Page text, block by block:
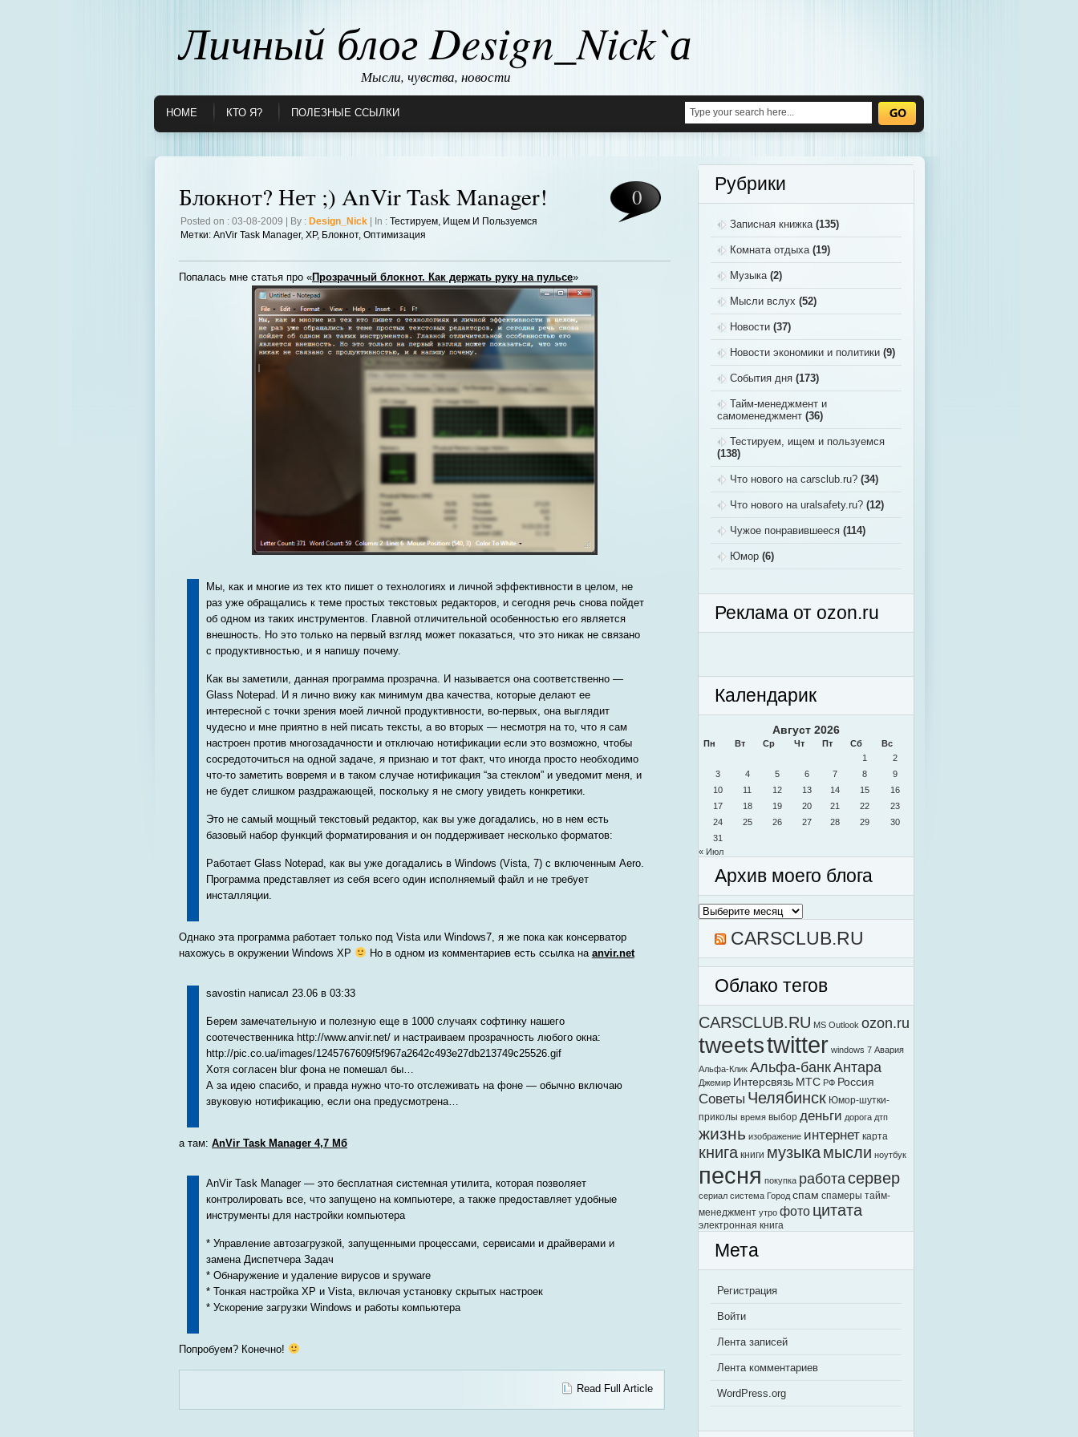
Личный блог Design_Nick`а
Мысли, чувства, новости
HOME КТО Я? ПОЛЕЗНЫЕ ССЫЛКИ
Блокнот? Нет ;) AnVir Task Manager!
Posted on : 03-08-2009 | By : Design_Nick | In : Тестируем, Ищем И Пользуемся
Метки: AnVir Task Manager, XP, Блокнот, Оптимизация
0
Попалась мне статья про «Прозрачный блокнот. Как держать руку на пульсе»
Мы, как и многие из тех кто пишет о технологиях и личной эффективности в целом, не
раз уже обращались к теме простых текстовых редакторов, и сегодня речь снова пойдет
об одном из таких инструментов. Главной отличительной особенностью его является
внешность. Но это только на первый взгляд может показаться, что это никак не связано
с продуктивностью, и я напишу почему.
Как вы заметили, данная программа прозрачна. И называется она соответственно —
Glass Notepad. И я лично вижу как минимум два качества, которые делают ее
интересной с точки зрения моей личной продуктивности, во-первых, она выглядит
чудесно и мне приятно в ней писать тексты, а во вторых — несмотря на то, что я сам
настроен против многозадачности и отключаю нотификации если это возможно, чтобы
сосредоточиться на одной задаче, я признаю и тот факт, что иногда просто необходимо
что-то заметить вовремя и в таком случае нотификация “за стеклом” и уведомит меня, и
не будет слишком раздражающей, поскольку я не смогу увидеть конкретики.
Это не самый мощный текстовый редактор, как вы уже догадались, но в нем есть
базовый набор функций форматирования и он поддерживает несколько форматов:
Работает Glass Notepad, как вы уже догадались в Windows (Vista, 7) с включенным Aero.
Программа представляет из себя всего один исполняемый файл и не требует
инсталляции.
Однако эта программа работает только под Vista или Windows7, я же пока как консерватор
нахожусь в окружении Windows XP
Но в одном из комментариев есть ссылка на anvir.net
savostin написал 23.06 в 03:33
Берем замечательную и полезную еще в 1000 случаях софтинку нашего
соотечественника http://www.anvir.net/ и настраиваем прозрачность любого окна:
http://pic.co.ua/images/1245767609f5f967a2642c493e27db213749c25526.gif
Хотя согласен blur фона не помешал бы…
А за идею спасибо, и правда нужно что-то отслеживать на фоне — обычно включаю
звуковую нотификацию, если она предусмотрена…
а там: AnVir Task Manager 4,7 Мб
AnVir Task Manager — это бесплатная системная утилита, которая позволяет
контролировать все, что запущено на компьютере, а также предоставляет удобные
инструменты для настройки компьютера
* Управление автозагрузкой, запущенными процессами, сервисами и драйверами и
замена Диспетчера Задач
* Обнаружение и удаление вирусов и spyware
* Тонкая настройка XP и Vista, включая установку скрытых настроек
* Ускорение загрузки Windows и работы компьютера
Попробуем? Конечно!
Read Full Article
Рубрики
Записная книжка(135)
Комната отдыха(19)
Музыка(2)
Мысли вслух (52)
Новости (37)
Новости экономики и политики (9)
События дня (173)
Тайм-менеджмент и
самоменеджмент (36)
Тестируем, ищем и пользуемся
(138)
Что нового на carsclub.ru? (34)
Что нового на uralsafety.ru? (12)
Чужое понравившееся (114)
Юмор (6)
Реклама от ozon.ru
Календарик
Август 2026
Пн Вт Ср Чт Пт Сб
Вс
1
2
3
4 5 6 7 8
9
10
11 12 13 14 15
16
17
18 19 20 21 22
23
24
25 26 27 28 29
30
31
« Июл
Архив моего блога
Архив
моего
CARSCLUB.RU
Облако тегов
CARSCLUB.RU MS Outlook ozon.ru
tweetstwitter windows 7 Авария
Альфа-Клик Альфа-банкАнтара
Джемир Интерсвязь МТС РФ Россия
Советы Челябинск Юмор-шутки-
приколы время выбор деньги дорога дтп
жизнь изображение интернет карта
книга книги музыкамысли ноутбук
песня покупка работасервер
сериал система Город спам спамеры тайм-
менеджмент утро фото цитата
электронная книга
Мета
Регистрация
Войти
Лента записей
Лента комментариев
WordPress.org